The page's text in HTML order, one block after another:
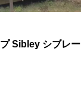
Sibley シブレー